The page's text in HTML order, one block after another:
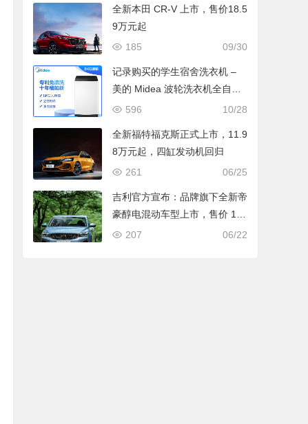
全新本田 CR-V 上市，售价18.5
9万元起
09/30
185
记录购买的学生宿舍洗衣机 –
美的 Midea 波轮洗衣机全自动
8公斤
10/28
596
全新福特福克斯正式上市，11.9
8万元起，四缸发动机回归
06/25
261
吉利官方宣布：品牌旗下全新帝
豪醇电混动车型上市，售价 12.
98 万
06/22
207